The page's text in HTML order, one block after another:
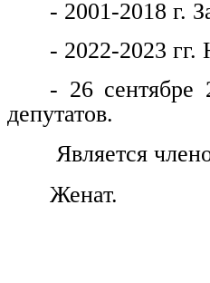
- 2001-2018 г.
- 2022-2023
- 26 сентябре
депутатов.
Является
Женат.